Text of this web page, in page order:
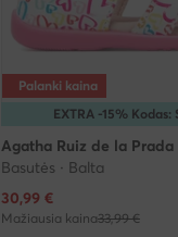
EXTRA -15% Kodas:
Palanki kaina
Agatha Ruiz de la Prada
Basutės · Balta
Dabartinė kaina
30,99 €
Mažiausia kaina33,99 €